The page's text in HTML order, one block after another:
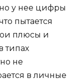
но у нее цифры
пытается
плюсы и
типах
не
в личные